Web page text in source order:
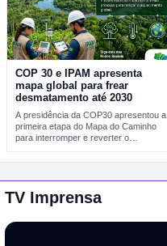
COP 30 e IPAM apresenta
mapa global para frear
desmatamento até 2030
A presidência da COP30 apresentou a
primeira etapa do Mapa do Caminho
para interromper e reverter o
TV Imprensa